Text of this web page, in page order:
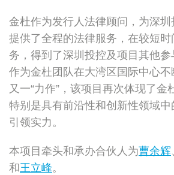
金杜作为发行人法律顾问，为深
提供了全程的法律服务，在较短
务，得到了深圳投控及项目其他参
作为金杜团队在大湾区国际中心
又一“力作”，该项目再次体现了金
特别是具有前沿性和创新性领域中
引领实力。
本项目牵头和承办合伙人为曹余辉
和王立峰。